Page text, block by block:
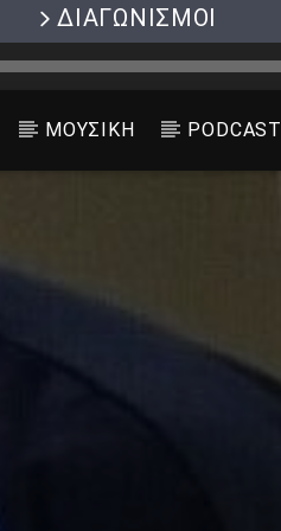
ΔΙΑΓΩΝΙΣΜΟΙ
ΜΟΥΣΙΚΗ